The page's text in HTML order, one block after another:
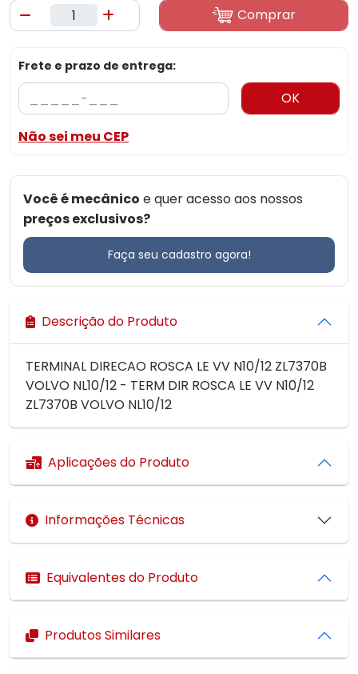
Comprar
Frete e prazo de entrega:
OK
Não sei meu CEP
Você é mecânico e quer acesso aos nossos
preços exclusivos?
Faça seu cadastro agora!
Descrição do Produto
TERMINAL DIRECAO ROSCA LE VV N10/12 ZL7370B
VOLVO NL10/12 - TERM DIR ROSCA LE VV N10/12
ZL7370B VOLVO NL10/12
Aplicações do Produto
Informações Técnicas
Equivalentes do Produto
Produtos Similares